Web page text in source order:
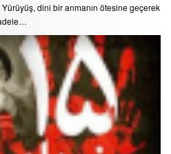
Yürüyüş, dini bir anmanın ötesine geçerek